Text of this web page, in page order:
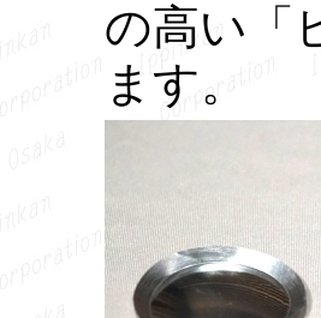
の高い「
ます。